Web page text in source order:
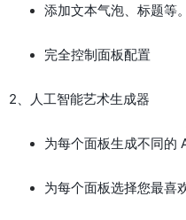
添加文本气泡、标题等。
完全控制面板配置
2、人工智能艺术生成器
为每个面板生成不同的
为每个面板选择您最喜